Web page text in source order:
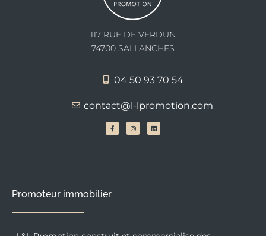
117 RUE DE VERDUN
74700 SALLANCHES
04 50 93 70 54
contact@l-lpromotion.com
a
c
e
n
s
t
i
n
k
Promoteur immobilier